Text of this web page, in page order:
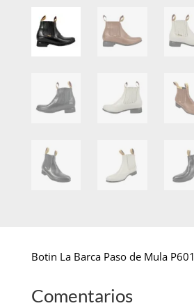
Botin La Barca Paso de Mula P601
Comentarios